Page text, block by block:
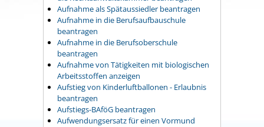
Aufnahme als Spätaussiedler beantragen
Aufnahme in die Berufsaufbauschule
beantragen
Aufnahme in die Berufsoberschule
beantragen
Aufnahme von Tätigkeiten mit biologischen
Arbeitsstoffen anzeigen
Aufstieg von Kinderluftballonen - Erlaubnis
beantragen
Aufstiegs-BAföG beantragen
Aufwendungsersatz für einen Vormund